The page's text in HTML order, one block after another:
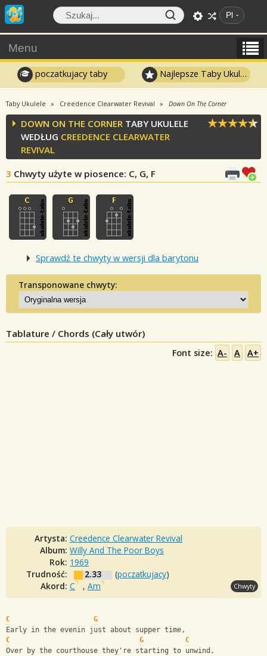
Pl
Menu
poczatkujacy taby Najlepsze Taby Ukulele
Taby Ukulele Creedence Clearwater Revival Down On The Corner
DOWN ON THE CORNER TABY UKULELE
WEDŁUG CREEDENCE CLEARWATER
REVIVAL
3 Chwyty użyte w piosence: C, G, F
Sprawdź te chwyty w wersji dla barytonu
Transponowane chwyty:
Tablature / Chords (Cały utwór)
Font size: A- A A+
Artysta: Creedence Clearwater Revival
Album: Willy And The Poor Boys
Rok: 1969
Trudność:
2.33 (poczatkujacy)
Akord: C , Am Chwyty
C
G
Early in the evenin just about supper time,
C
G
C
Over by the courthouse they're starting to unwind.